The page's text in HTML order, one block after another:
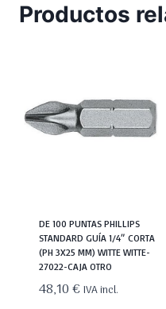
Productos
DE 100 PUNTAS PHILLIPS
STANDARD GUÍA 1/4″ CORTA
(PH 3X25 MM) WITTE WITTE-
27022-CAJA OTRO
48,10€ IVA incl.